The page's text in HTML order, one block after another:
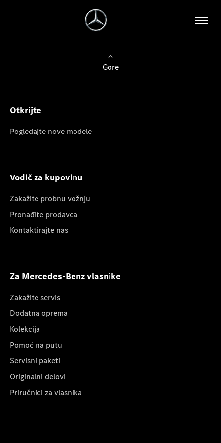
Gore
Otkrijte
Pogledajte nove modele
Vodič za kupovinu
Zakažite probnu vožnju
Pronađite prodavca
Kontaktirajte nas
Za Mercedes-Benz vlasnike
Zakažite servis
Dodatna oprema
Kolekcija
Pomoć na putu
Servisni paketi
Originalni delovi
Priručnici za vlasnika